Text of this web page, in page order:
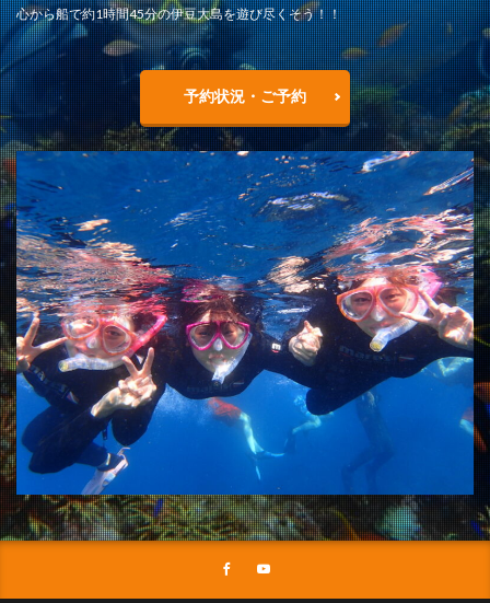
心から船で約1時間45分の伊豆大島を遊び尽くそう！！
予約状況・ご予約